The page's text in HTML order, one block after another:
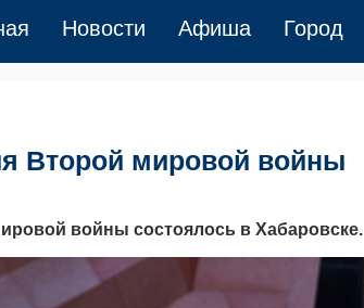
Новости Афиша Город
Второй мировой войны
войны состоялось в Хабаровске.